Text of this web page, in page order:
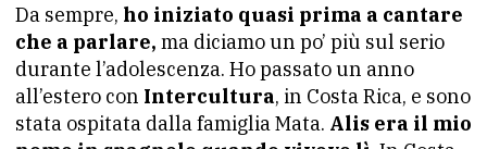
Da sempre, ho iniziato quasi prima a cantare
che a parlare, ma diciamo un po’ più sul serio
durante l’adolescenza. Ho passato un anno
all’estero con Intercultura, in Costa Rica, e sono
stata ospitata dalla famiglia Mata. Alis era il mio